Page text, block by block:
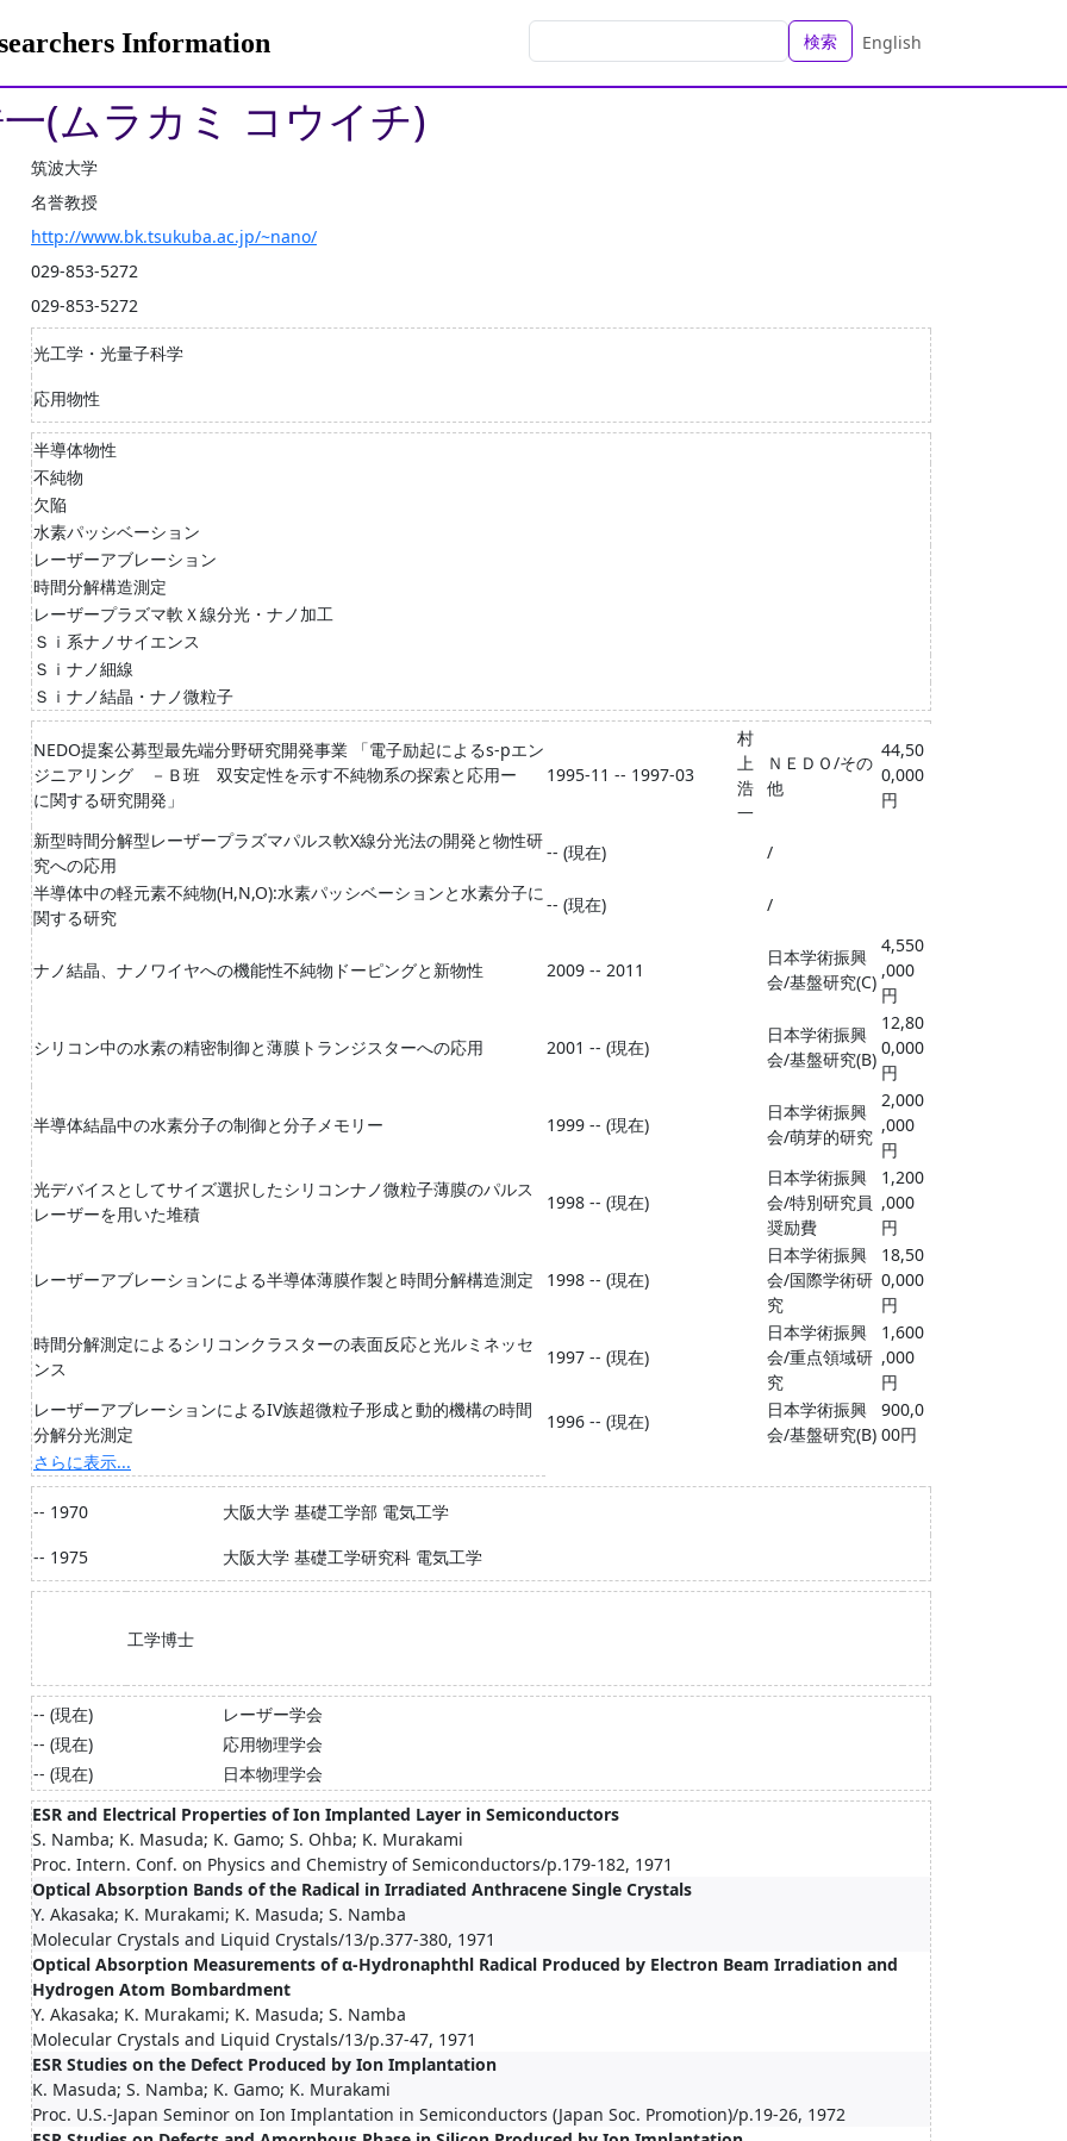
Information 検索 English
(ムラカミ コウイチ)
筑波大学
名誉教授
http://www.bk.tsukuba.ac.jp/~nano/
029-853-5272
029-853-5272
光工学・光量子科学
応用物性
半導体物性
不純物
欠陥
水素パッシベーション
レーザーアブレーション
時間分解構造測定
レーザープラズマ軟Ｘ線分光・ナノ加工
Ｓｉ系ナノサイエンス
Ｓｉナノ細線
Ｓｉナノ結晶・ナノ微粒子
NEDO提案公募型最先端分野研究開発事業 「電子励起によるs-pエン
ジニアリング －Ｂ班 双安定性を示す不純物系の探索と応用ー
に関する研究開発」
1995-11 -- 1997-03
村
上
浩
一
ＮＥＤＯ/その
他
44,50
0,000
円
新型時間分解型レーザープラズマパルス軟X線分光法の開発と物性研
究への応用
-- (現在)
/
半導体中の軽元素不純物(H,N,O):水素パッシベーションと水素分子に
関する研究
-- (現在) /
ナノ結晶、ナノワイヤへの機能性不純物ドーピングと新物性 2009 -- 2011
日本学術振興
会/基盤研究(C)
4,550
,000
円
シリコン中の水素の精密制御と薄膜トランジスターへの応用 2001 -- (現在)
日本学術振興
会/基盤研究(B)
12,80
0,000
円
半導体結晶中の水素分子の制御と分子メモリー 1999 -- (現在)
日本学術振興
会/萌芽的研究
2,000
,000
円
光デバイスとしてサイズ選択したシリコンナノ微粒子薄膜のパルス
レーザーを用いた堆積
1998 -- (現在)
日本学術振興
会/特別研究員
奨励費
1,200
,000
円
レーザーアブレーションによる半導体薄膜作製と時間分解構造測定 1998 -- (現在)
日本学術振興
会/国際学術研
究
18,50
0,000
円
時間分解測定によるシリコンクラスターの表面反応と光ルミネッセ
ンス
1997 -- (現在)
日本学術振興
会/重点領域研
究
1,600
,000
円
レーザーアブレーションによるIV族超微粒子形成と動的機構の時間
分解分光測定
1996 -- (現在)
日本学術振興
会/基盤研究(B)
900,0
00円
さらに表示...
-- 1970
大阪大学 基礎工学部 電気工学
-- 1975
大阪大学 基礎工学研究科 電気工学
工学博士
-- (現在)
レーザー学会
-- (現在)
応用物理学会
-- (現在)
日本物理学会
ESR and Electrical Properties of Ion Implanted Layer in Semiconductors
S. Namba; K. Masuda; K. Gamo; S. Ohba; K. Murakami
Proc. Intern. Conf. on Physics and Chemistry of Semiconductors/p.179-182, 1971
Optical Absorption Bands of the Radical in Irradiated Anthracene Single Crystals
Y. Akasaka; K. Murakami; K. Masuda; S. Namba
Molecular Crystals and Liquid Crystals/13/p.377-380, 1971
Optical Absorption Measurements of α-Hydronaphthl Radical Produced by Electron Beam Irradiation and
Hydrogen Atom Bombardment
Y. Akasaka; K. Murakami; K. Masuda; S. Namba
Molecular Crystals and Liquid Crystals/13/p.37-47, 1971
ESR Studies on the Defect Produced by Ion Implantation
K. Masuda; S. Namba; K. Gamo; K. Murakami
Proc. U.S.-Japan Seminor on Ion Implantation in Semiconductors (Japan Soc. Promotion)/p.19-26, 1972